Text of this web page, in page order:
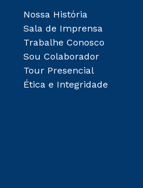
Nossa História
Sala de Imprensa
Trabalhe Conosco
Sou Colaborador
Tour Presencial
Ética e Integridade